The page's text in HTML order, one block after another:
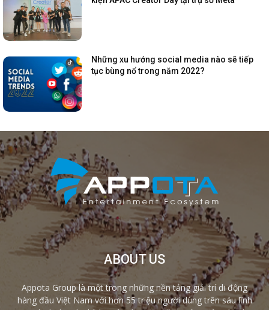
Những xu hướng social media nào sẽ tiếp
tục bùng nổ trong năm 2022?
ABOUT US
Appota Group là một trong những nền tảng giải trí di động
hàng đầu Việt Nam với hơn 55 triệu người dùng trên sáu lĩnh